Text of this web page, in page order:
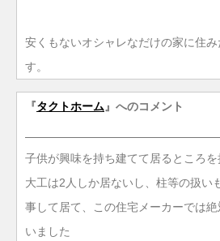
安くもないオシャレなだけの家に住
す。
『タクトホーム 』へのコメント
子供が興味を持ち建てて居るところを
大工は2人しか居ないし、柱等の扱い
事して居て、この住宅メーカーでは
いました